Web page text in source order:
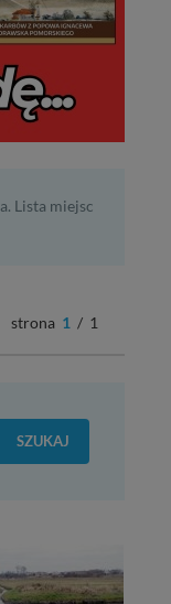
Lista miejsc
strona 1 / 1
SZUKAJ